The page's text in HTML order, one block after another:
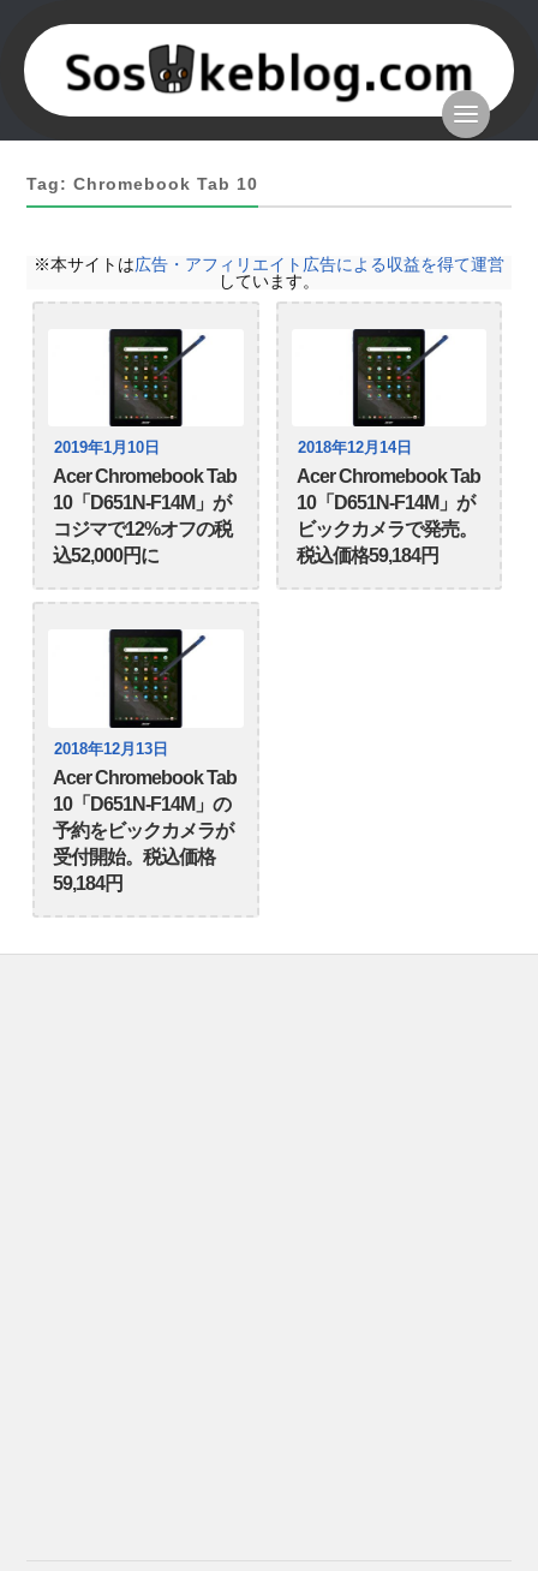
Tag: Chromebook Tab 10
※本サイトは広告・アフィリエイト広告による収益を得て運営
しています。
2019年1月10日
Acer Chromebook Tab
10「D651N-F14M」が
コジマで12%オフの税
込52,000円に
2018年12月14日
Acer Chromebook Tab
10「D651N-F14M」が
ビックカメラで発売。
税込価格59,184円
2018年12月13日
Acer Chromebook Tab
10「D651N-F14M」の
予約をビックカメラが
受付開始。税込価格
59,184円